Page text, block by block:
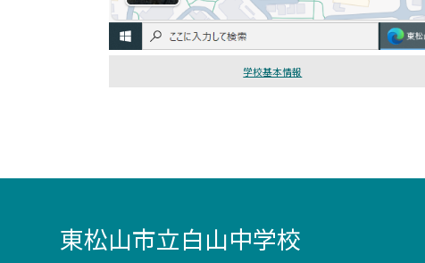
学校基本情報
東松山市立白山中学校